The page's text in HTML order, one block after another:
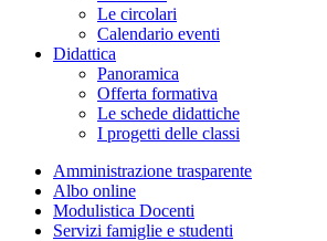
Le circolari
Calendario eventi
Didattica
Panoramica
Offerta formativa
Le schede didattiche
I progetti delle classi
Amministrazione trasparente
Albo online
Modulistica Docenti
Servizi famiglie e studenti